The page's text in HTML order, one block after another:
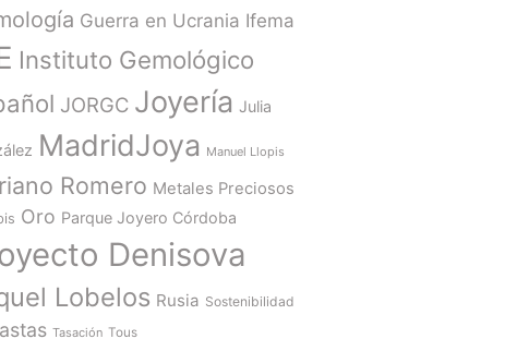
Guerra en Ucrania Ifema
Instituto Gemológico
JORGC Joyería Julia
MadridJoya Manuel Llopis
Romero Metales Preciosos
Oro Parque Joyero Córdoba
Denisova
Lobelos Rusia Sostenibilidad
Tasación Tous